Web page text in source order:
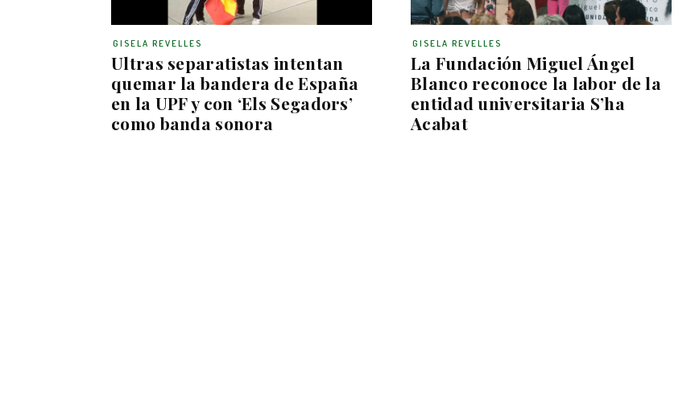
Ultras separatistas intentan
quemar la bandera de España
en la UPF y con ‘Els Segadors’
como banda sonora
GISELA REVELLES
La Fundación Miguel Ángel
Blanco reconoce la labor de la
entidad universitaria S’ha
Acabat
GISELA REVELLES